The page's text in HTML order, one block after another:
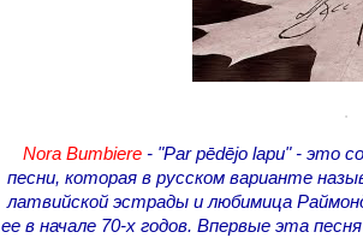
.
Nora Bumbiere - "Par pēdējo lapu" - это
песни, которая в русском варианте
латвийской эстрады и любимица
ее в начале 70-х годов. Впервые эта